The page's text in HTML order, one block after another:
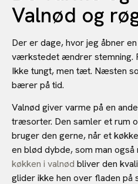
Valnød og
Der er dage, hvor jeg åbner
værkstedet ændrer stemning.
Ikke tungt, men tæt. Næsten
bærer på tid.
Valnød giver varme på en
træsorter. Den samler et rum
bruger den gerne, når et
en blød dybde, som man
køkken i valnød bliver den
glider ikke hen over fladen på